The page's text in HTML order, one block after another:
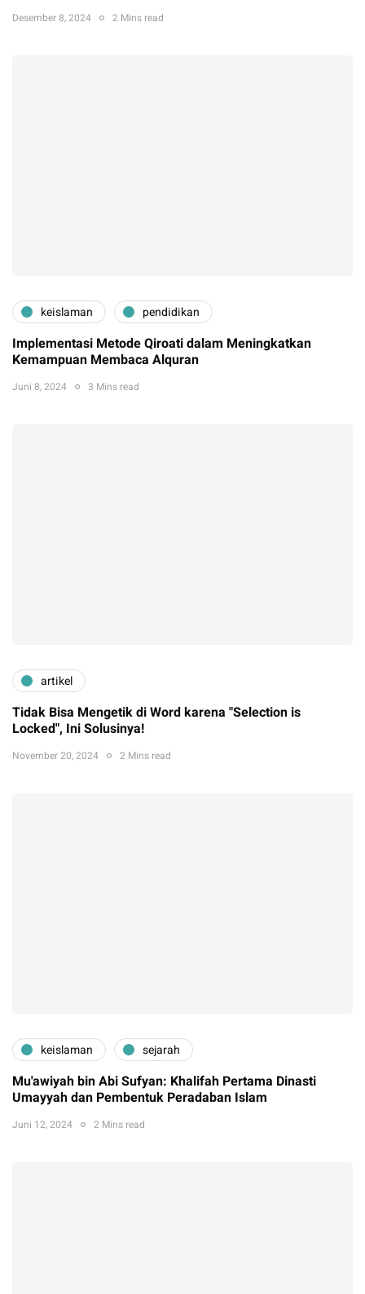
Desember 8, 2024 2 Mins read
keislaman pendidikan
Implementasi Metode Qiroati dalam Meningkatkan
Kemampuan Membaca Alquran
Juni 8, 2024 3 Mins read
artikel
Tidak Bisa Mengetik di Word karena "Selection is
Locked", Ini Solusinya!
November 20, 2024 2 Mins read
keislaman sejarah
Mu'awiyah bin Abi Sufyan: Khalifah Pertama Dinasti
Umayyah dan Pembentuk Peradaban Islam
Juni 12, 2024 2 Mins read